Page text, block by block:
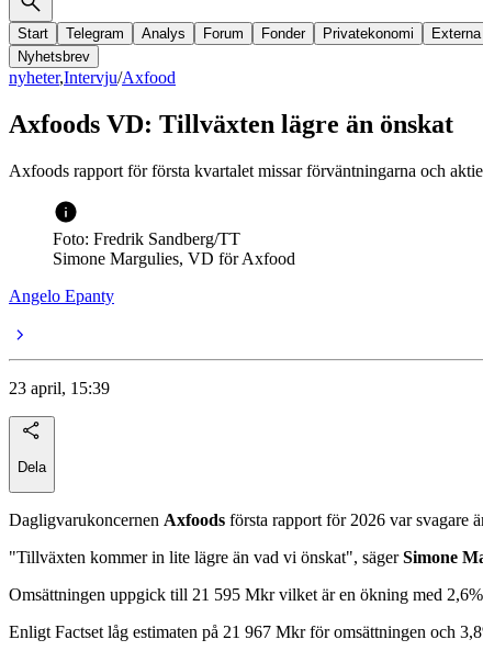
Start Telegram Analys Forum Fonder Privatekonomi
Nyhetsbrev
nyheter,Intervju/Axfood
Axfoods VD: Tillväxten lägre än önskat
Axfoods rapport för första kvartalet missar förväntningarna och
Foto: Fredrik Sandberg/TT
Simone Margulies, VD för Axfood
Angelo Epanty
23 april, 15:39
Dela
Dagligvarukoncernen Axfoods första rapport för 2026 var svagare
"Tillväxten kommer in lite lägre än vad vi önskat", sägerSimone
Omsättningen uppgick till 21 595 Mkr vilket är en ökning med
Enligt Factset låg estimaten på 21 967 Mkr för omsättningen och